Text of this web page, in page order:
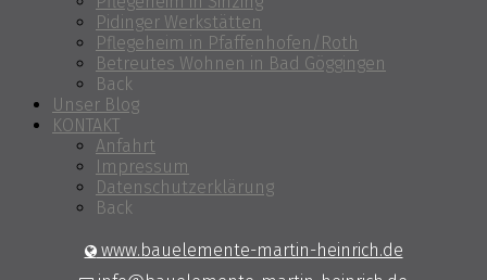
Pidinger Werkstätten
Pflegeheim in Pfaffenhofen/Roth
Betreutes Wohnen in Bad Göggingen
Back
Unser Blog
KONTAKT
Anfahrt
Impressum
Datenschutzerklärung
Back
www.bauelemente-martin-heinrich.de